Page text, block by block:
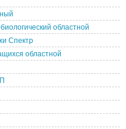
областной
Спектр
областной